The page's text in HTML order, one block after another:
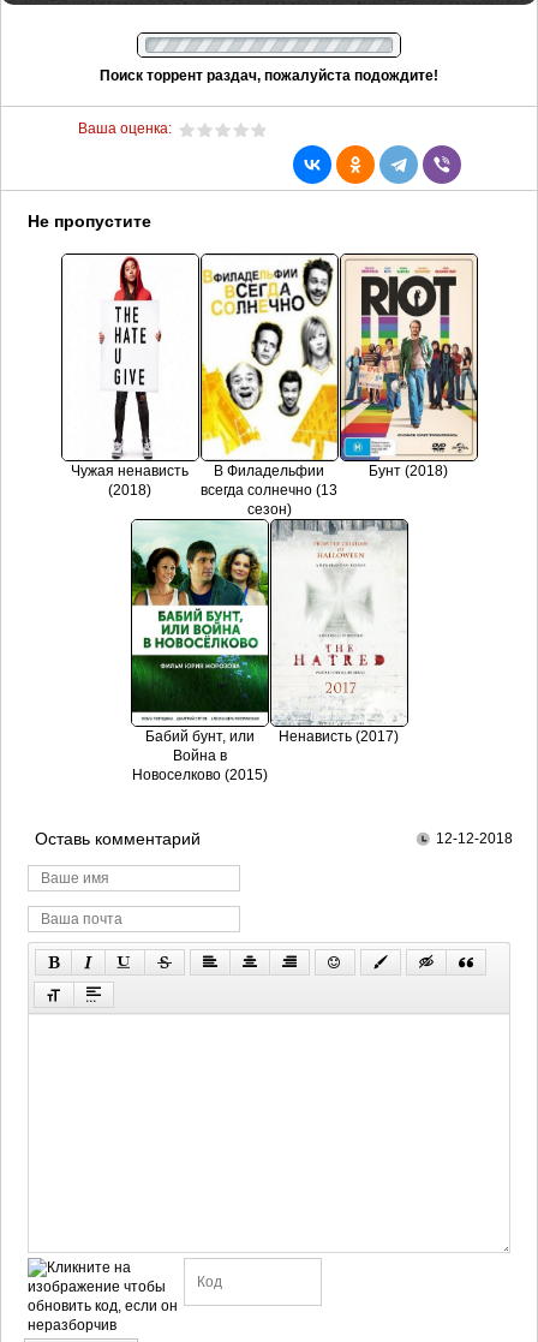
Поиск торрент раздач, пожалуйста подождите!
Ваша оценка:
Не пропустите
Чужая ненависть
(2018)
В Филадельфии
всегда солнечно (13
сезон)
Бунт (2018)
Бабий бунт, или
Война в
Новоселково (2015)
Ненависть (2017)
Оставь комментарий 12-12-2018